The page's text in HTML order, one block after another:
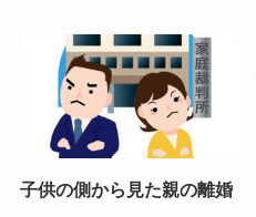
子供の側から見た親の離婚